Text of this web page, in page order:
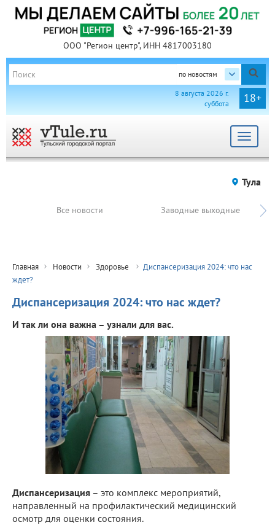
ООО "Регион центр", ИНН 4817003180
по новостям
18+
8 августа 2026 г.
суббота
Toggle
Тула
Все новости Заводные выходные
Главная Новости Здоровье
Диспансеризация 2024: что нас
ждет?
Диспансеризация 2024: что нас ждет?
И так ли она важна – узнали для вас.
Диспансеризация – это комплекс мероприятий,
направленный на профилактический медицинский
осмотр для оценки состояния.